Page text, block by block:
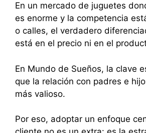
En un mercado de juguetes
es enorme y la competencia
o calles, el verdadero
está en el precio ni en el
En Mundo de Sueños, la clave
que la relación con padres e
más valioso.
Por eso, adoptar un enfoque